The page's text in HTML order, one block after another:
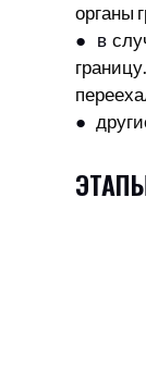
органы
● в
●